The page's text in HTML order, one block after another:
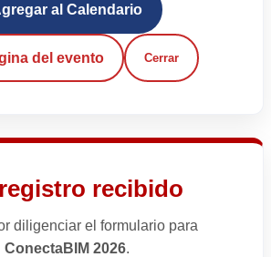
al Calendario
del evento Cerrar
recibido
diligenciar el formulario para
ConectaBIM 2026.